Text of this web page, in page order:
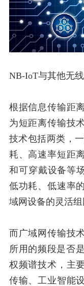
NB-IoT与其他无
根据信息传输距
为短距离传输技
技术包括两类，
耗、高速率短距
和可穿戴设备等
低功耗、低速率
域网设备的灵活组
而广域网传输技
所用的频段是否
权频谱技术，主
传输、工业智能